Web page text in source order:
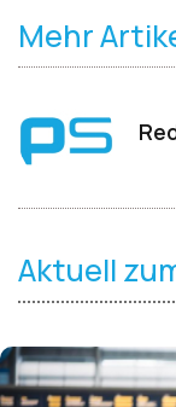
Mehr
Aktuell